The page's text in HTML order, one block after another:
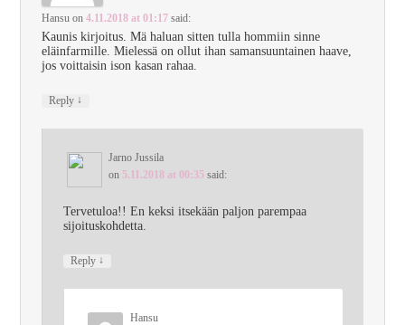
Hansu on4.11.2018 at 01:17 said:
Kaunis kirjoitus. Mä haluan sitten tulla hommiin sinne
eläinfarmille. Mielessä on ollut ihan samansuuntainen haave,
jos voittaisin ison kasan rahaa.
Reply ↓
Jarno Jussila
on 5.11.2018 at 00:35 said:
Tervetuloa!! En keksi itsekään paljon parempaa
sijoituskohdetta.
Reply ↓
Hansu